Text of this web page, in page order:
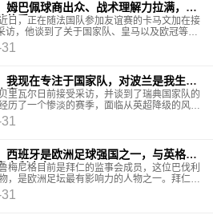
姆巴佩球商出众、战术理解力拉满，天
体系
日，正在随法国队参加友谊赛的卡马文加在接
访，他谈到了关于国家队、皇马以及欧冠等话
昨日吉列体育场的现场氛围，涌入海量
我现在专注于国家队，对波兰是我生涯
赛
里瓦尔日前接受采访，并谈到了瑞典国家队的
历了一个惨淡的赛季，面临从英超降级的风
里瓦尔本人也断断续续地受到伤病
西班牙是欧洲足球强国之一，与英格
大利齐名
梅尼格目前是拜仁的监事会成员，这位巴伐利
，是欧洲足坛最有影响力的人物之一。拜仁与
4决赛相遇，在这场巅峰对决之前，鲁梅